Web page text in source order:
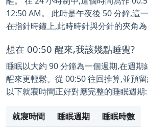
12:50 AM。 此時是午夜後 50 分鐘,這
在指針時鐘上,此時時針與分針的夾角為
想在 00:50 醒來,我該幾點睡覺?
睡眠以大約 90 分鐘為一個週期,在週期
醒來更輕鬆。從 00:50 往回推算,並預
以下就寢時間正好對應完整的睡眠週期:
就寢時間 睡眠週期
睡眠時數